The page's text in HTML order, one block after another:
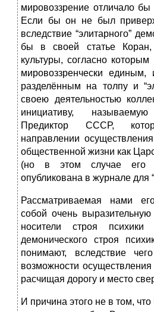
мировоззрение отличало
Если бы он не был
вследствие “элитарного”
бы в своей статье Коран,
культуры, согласно
мировоззренчески единым,
разделённым на толпу и
своею деятельностью
инициативу,
Предиктор СССР,
направлении
общественной жизни как
(но в этом случае его
опубликована в журнале для
Рассматриваемая нами
собой очень
носители строя психики
демонического строя
понимают, вследствие
возможности осуществления
расчищая дорогу и место
И причина этого не в том,